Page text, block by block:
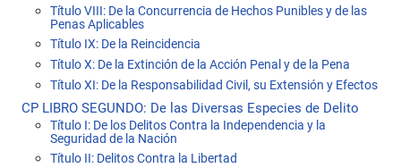
Título VIII: De la Concurrencia de Hechos Punibles y de las
Penas Aplicables
Título IX: De la Reincidencia
Título X: De la Extinción de la Acción Penal y de la Pena
Título XI: De la Responsabilidad Civil, su Extensión y Efectos
CP LIBRO SEGUNDO: De las Diversas Especies de Delito
Título I: De los Delitos Contra la Independencia y la
Seguridad de la Nación
Título II: Delitos Contra la Libertad